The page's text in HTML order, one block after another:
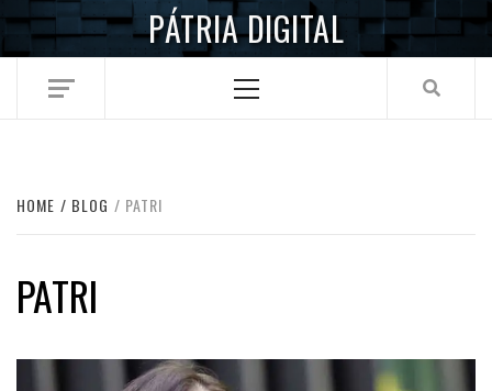
Skip
PÁTRIA DIGITAL
Menu
HOME BLOG PATRI
PATRI